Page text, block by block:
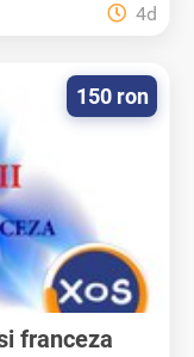
4d
franceza
150 ron